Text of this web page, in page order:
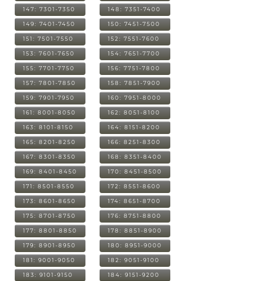
147: 7301-7350 148: 7351-7400
149: 7401-7450 150: 7451-7500
151: 7501-7550 152: 7551-7600
153: 7601-7650 154: 7651-7700
155: 7701-7750 156: 7751-7800
157: 7801-7850 158: 7851-7900
159: 7901-7950 160: 7951-8000
161: 8001-8050 162: 8051-8100
163: 8101-8150 164: 8151-8200
165: 8201-8250 166: 8251-8300
167: 8301-8350 168: 8351-8400
169: 8401-8450 170: 8451-8500
171: 8501-8550 172: 8551-8600
173: 8601-8650 174: 8651-8700
175: 8701-8750 176: 8751-8800
177: 8801-8850 178: 8851-8900
179: 8901-8950 180: 8951-9000
181: 9001-9050 182: 9051-9100
183: 9101-9150 184: 9151-9200